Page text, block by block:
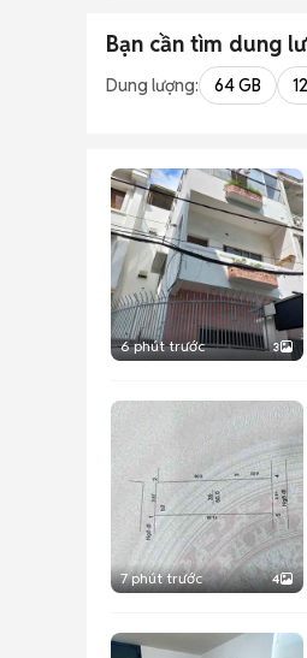
Bạn cần tìm dung
Dung lượng: 64 GB
6 phút trước 3
7 phút trước 4